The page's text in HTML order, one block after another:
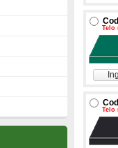
Telo
Telo